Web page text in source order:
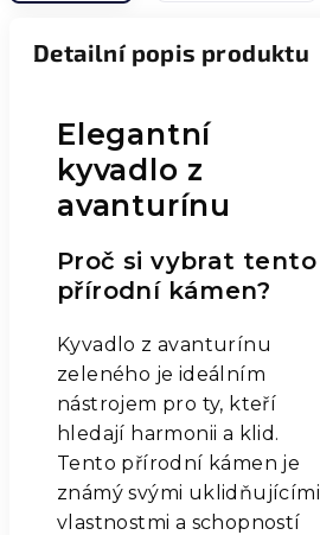
Detailní popis produktu
Elegantní
kyvadlo z
avanturínu
Proč si vybrat tento
přírodní kámen?
Kyvadlo z avanturínu
zeleného je ideálním
nástrojem pro ty, kteří
hledají harmonii a klid.
Tento přírodní kámen je
známý svými uklidňujícími
vlastnostmi a schopností